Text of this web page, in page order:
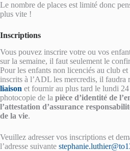
Le nombre de places est limité donc
plus vite !
Inscriptions
Vous pouvez inscrire votre ou vos
sur la semaine, il faut seulement le
Pour les enfants non licenciés au club
inscrits à l’ADL les mercredis, il faudra
liaison et fournir au plus tard le lundi
photocopie de la pièce d’identité de
l’attestation d’assurance
de la vie.
Veuillez adresser vos inscriptions et
l’adresse suivante